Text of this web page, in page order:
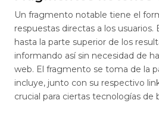
Un fragmento notable tiene el
respuestas directas a los usuarios.
hasta la parte superior de los
informando así sin necesidad de
web. El fragmento se toma de la
incluye, junto con su respectivo
crucial para ciertas tecnologías de